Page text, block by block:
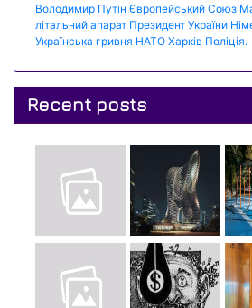
Володимир Путін Європейський Союз
літальний апарат Президент України
Українська гривня НАТО Харків Поліція.
Recent posts